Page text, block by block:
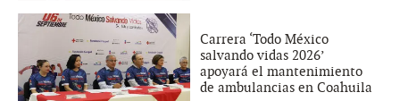
Carrera ‘Todo México
salvando vidas 2026’
apoyará el mantenimiento
de ambulancias en Coahuila